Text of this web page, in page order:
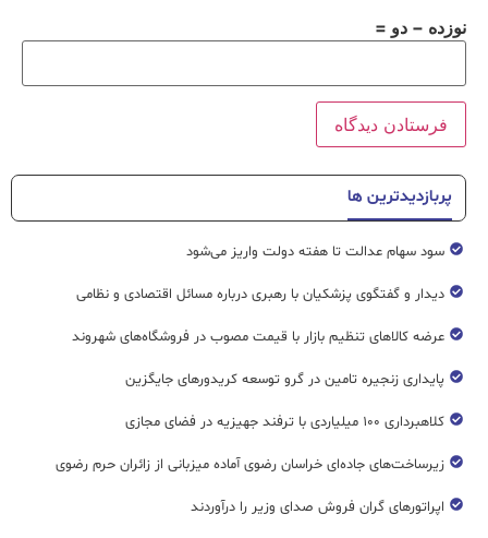
نوزده − دو =
پربازدیدترین ها
سود سهام عدالت تا هفته دولت واریز می‌شود
دیدار و گفتگوی پزشکیان با رهبری درباره مسائل اقتصادی و نظامی
عرضه کالاهای تنظیم بازار با قیمت مصوب در فروشگاه‌های شهروند
پایداری زنجیره تامین در گرو توسعه کریدورهای جایگزین
کلاهبرداری ۱۰۰ میلیاردی با ترفند جهیزیه در فضای مجازی
زیرساخت‌های جاده‌ای خراسان رضوی آماده میزبانی از زائران حرم رضوی
اپراتورهای گران فروش صدای وزیر را درآوردند